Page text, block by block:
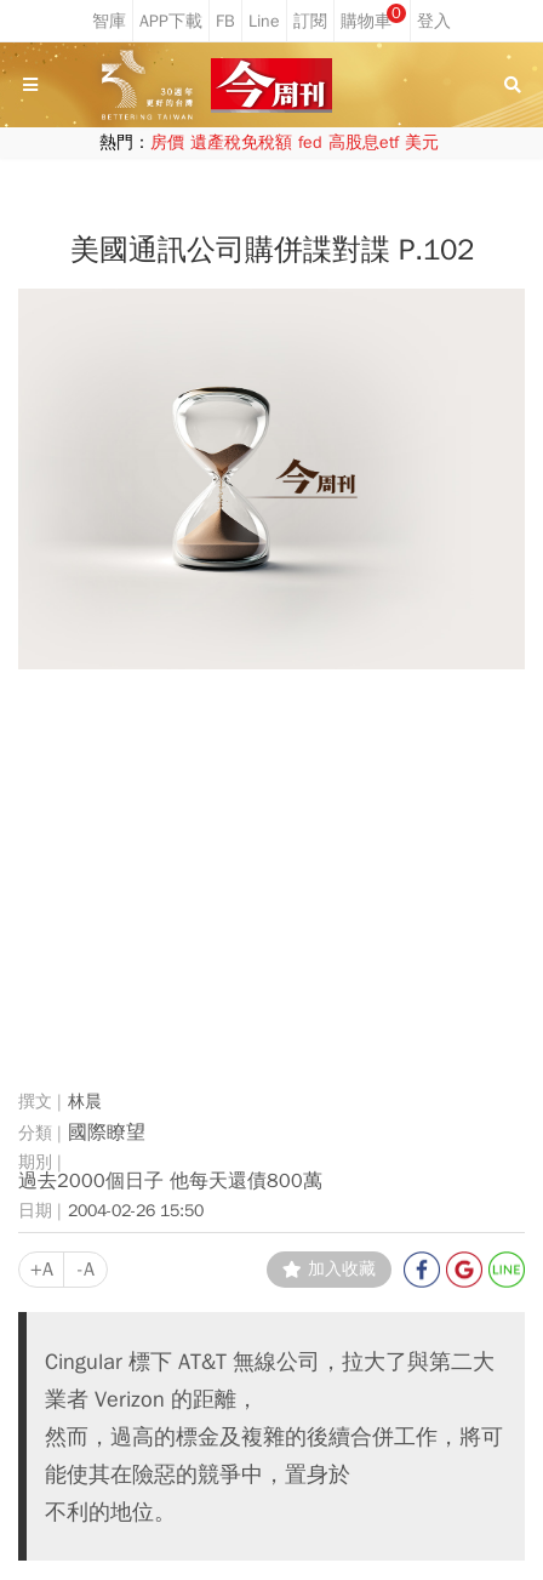
0
熱門： 房價 遺產稅免稅額 fed 高股息etf 美元
美國通訊公司購併諜對諜 P.102
林晨
國際瞭望
過去2000個日子 他每天還債800萬
2004-02-26 15:50
+A -A 加入收藏
Cingular 標下 AT&T 無線公司，拉大了與第二大
業者 Verizon 的距離，
然而，過高的標金及複雜的後續合併工作，將可
能使其在險惡的競爭中，置身於
不利的地位。